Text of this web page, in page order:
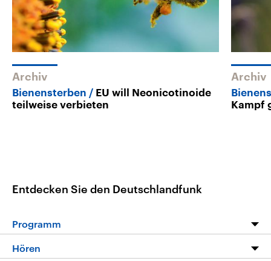
Archiv
Bienensterben
EU will Neonicotinoide
teilweise verbieten
Archiv
Kampf
Entdecken Sie den Deutschlandfunk
Programm
Programm
Hören